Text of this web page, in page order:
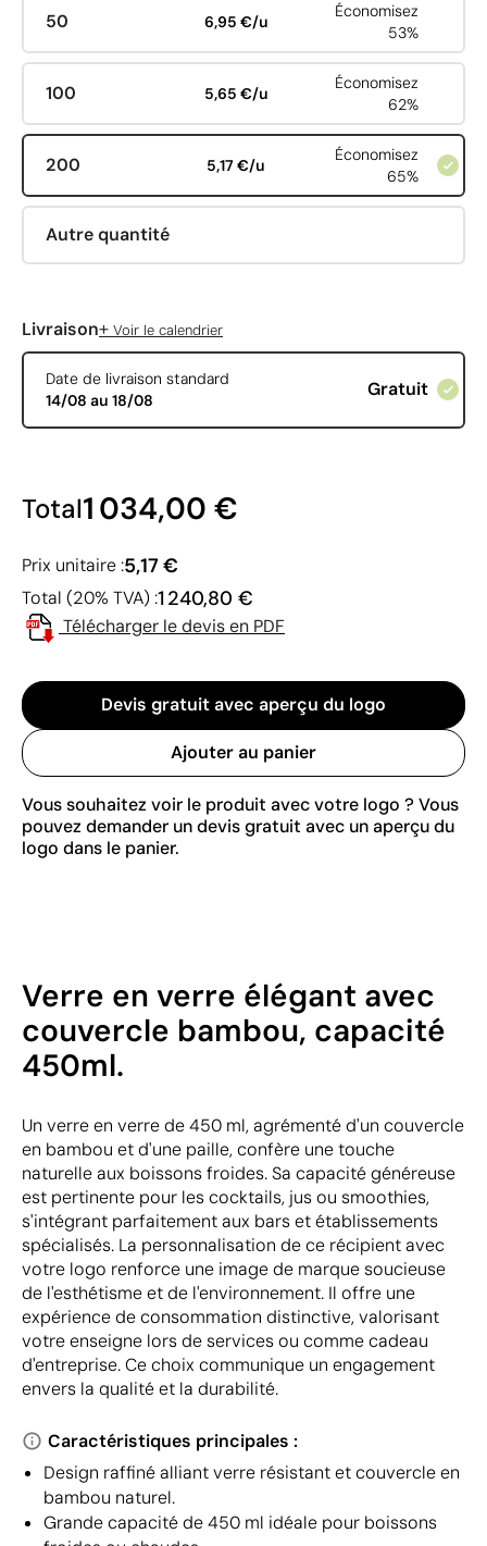
50 6,95 €/u
Économisez
53%
100 5,65 €/u
Économisez
62%
200 5,17 €/u
Économisez
65%
Autre quantité
Livraison+ Voir le calendrier
Date de livraison standard
14/08 au 18/08
Gratuit
Total1 034,00 €
Prix unitaire :5,17 €
Total (20% TVA) :1 240,80 €
Télécharger le devis en PDF
Devis gratuit avec aperçu du logo
Ajouter au panier
Vous souhaitez voir le produit avec votre logo ? Vous
pouvez demander un devis gratuit avec un aperçu du
logo dans le panier.
Verre en verre élégant avec
couvercle bambou, capacité
450ml.
Un verre en verre de 450 ml, agrémenté d'un couvercle
en bambou et d'une paille, confère une touche
naturelle aux boissons froides. Sa capacité généreuse
est pertinente pour les cocktails, jus ou smoothies,
s'intégrant parfaitement aux bars et établissements
spécialisés. La personnalisation de ce récipient avec
votre logo renforce une image de marque soucieuse
de l'esthétisme et de l'environnement. Il offre une
expérience de consommation distinctive, valorisant
votre enseigne lors de services ou comme cadeau
d'entreprise. Ce choix communique un engagement
envers la qualité et la durabilité.
Caractéristiques principales :
Design raffiné alliant verre résistant et couvercle en
bambou naturel.
Grande capacité de 450 ml idéale pour boissons